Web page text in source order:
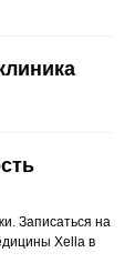
Записаться на
Xella в